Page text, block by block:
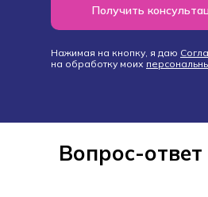
Получить
Нажимая на кнопку, я даю
на обработку моих
Вопрос-ответ